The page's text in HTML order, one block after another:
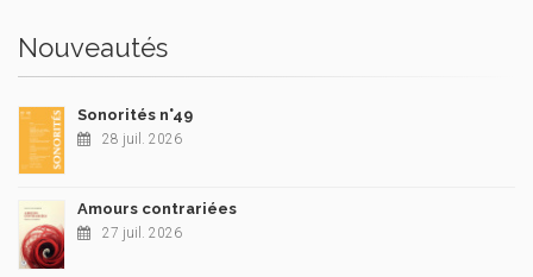
Nouveautés
Sonorités n°49
28 juil. 2026
Amours contrariées
27 juil. 2026